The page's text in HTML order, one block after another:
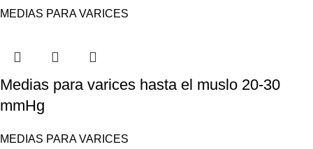
MEDIAS PARA VARICES
Medias para varices hasta el muslo 20-30
mmHg
MEDIAS PARA VARICES